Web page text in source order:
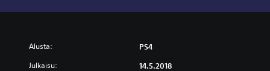
Alusta: PS4
Julkaisu: 14.5.2018